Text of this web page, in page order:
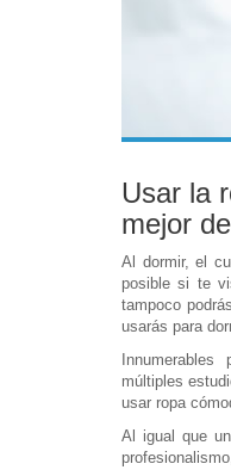
Usar la
mejor
Al dormir, el
posible si te
tampoco
usarás para
Innumerables
múltiples
usar ropa
Al igual que